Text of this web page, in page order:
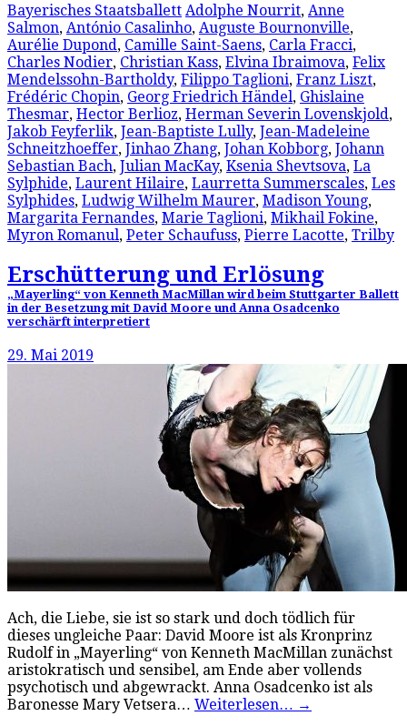
Bayerisches Staatsballett Adolphe Nourrit, Anne
Salmon, António Casalinho, Auguste Bournonville,
Aurélie Dupond, Camille Saint-Saens, Carla Fracci,
Charles Nodier, Christian Kass, Elvina Ibraimova, Felix
Mendelssohn-Bartholdy, Filippo Taglioni, Franz Liszt,
Frédéric Chopin, Georg Friedrich Händel, Ghislaine
Thesmar, Hector Berlioz, Herman Severin Lovenskjold,
Jakob Feyferlik, Jean-Baptiste Lully, Jean-Madeleine
Schneitzhoeffer, Jinhao Zhang, Johan Kobborg, Johann
Sebastian Bach, Julian MacKay, Ksenia Shevtsova, La
Sylphide, Laurent Hilaire, Laurretta Summerscales, Les
Sylphides, Ludwig Wilhelm Maurer, Madison Young,
Margarita Fernandes, Marie Taglioni, Mikhail Fokine,
Myron Romanul, Peter Schaufuss, Pierre Lacotte, Trilby
Erschütterung und Erlösung
„Mayerling“ von Kenneth MacMillan wird beim Stuttgarter Ballett
in der Besetzung mit David Moore und Anna Osadcenko
verschärft interpretiert
29. Mai 2019
Ach, die Liebe, sie ist so stark und doch tödlich für
dieses ungleiche Paar: David Moore ist als Kronprinz
Rudolf in „Mayerling“ von Kenneth MacMillan zunächst
aristokratisch und sensibel, am Ende aber vollends
psychotisch und abgewrackt. Anna Osadcenko ist als
Baronesse Mary Vetsera… Weiterlesen… →